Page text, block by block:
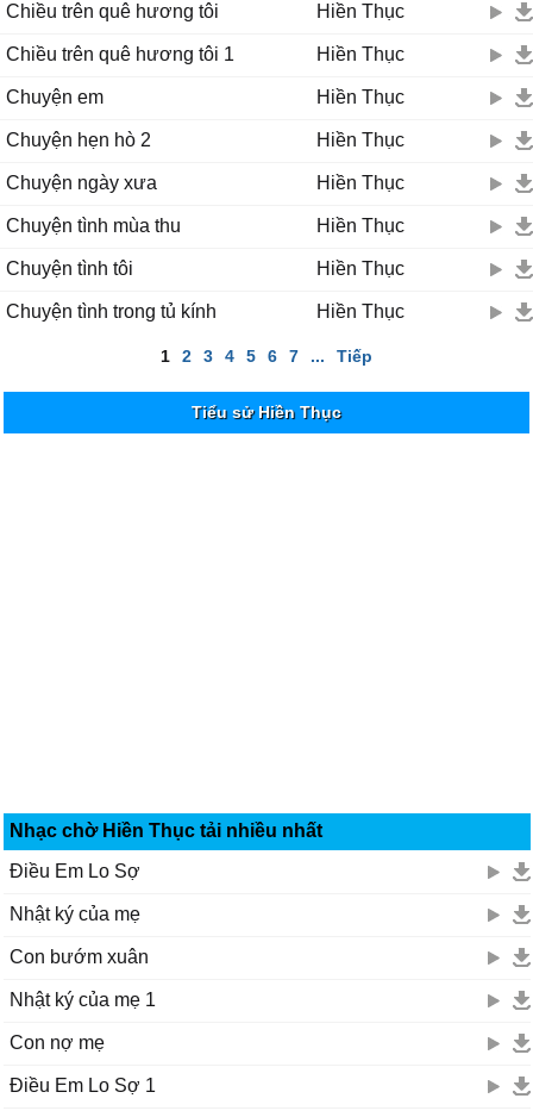
Chiều trên quê hương tôi Hiền Thục
Chiều trên quê hương tôi 1 Hiền Thục
Chuyện em Hiền Thục
Chuyện hẹn hò 2 Hiền Thục
Chuyện ngày xưa Hiền Thục
Chuyện tình mùa thu Hiền Thục
Chuyện tình tôi Hiền Thục
Chuyện tình trong tủ kính Hiền Thục
1 2 3 4 5 6 7 ... Tiếp
Tiểu sử Hiền Thục
Nhạc chờ Hiền Thục tải nhiều nhất
Điều Em Lo Sợ
Nhật ký của mẹ
Con bướm xuân
Nhật ký của mẹ 1
Con nợ mẹ
Điều Em Lo Sợ 1